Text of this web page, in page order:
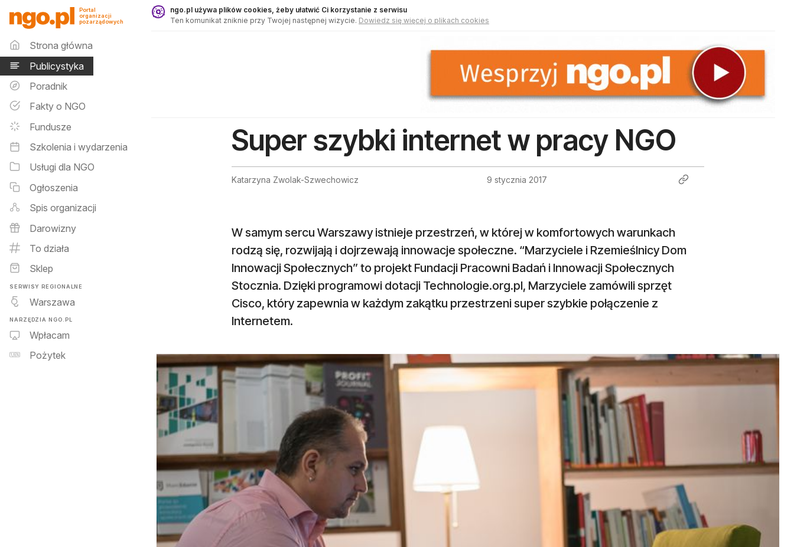
Publicystyka - ngo.pl
Portal
organizacji
pozarządowych
Menu główne
Strona główna
Publicystyka
Poradnik
Fakty o NGO
Fundusze
Szkolenia i wydarzenia
Usługi dla NGO
Ogłoszenia
Spis organizacji
Darowizny
To działa
Sklep
SERWISY REGIONALNE
Warszawa
NARZĘDZIA NGO.PL
Wpłacam
Pożytek
ngo.pl używa plików cookies, żeby ułatwić Ci korzystanie z serwisu
Ten komunikat zniknie przy Twojej następnej wizycie. Dowiedz się więcej o plikach cookies
Super szybki internet w pracy NGO
Katarzyna Zwolak-Szwechowicz 9 stycznia 2017
W samym sercu Warszawy istnieje przestrzeń, w której w komfortowych warunkach
rodzą się, rozwijają i dojrzewają innowacje społeczne. “Marzyciele i Rzemieślnicy Dom
Innowacji Społecznych” to projekt Fundacji Pracowni Badań i Innowacji Społecznych
Stocznia. Dzięki programowi dotacji Technologie.org.pl, Marzyciele zamówili sprzęt
Cisco, który zapewnia w każdym zakątku przestrzeni super szybkie połączenie z
Internetem.